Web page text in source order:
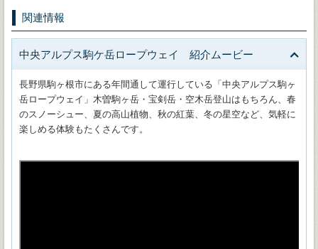
関連情報
中央アルプス駒ケ岳ロープウェイ 紹介ムービー
長野県駒ヶ根市にある年間通して運行している「中央アルプス駒ヶ
岳ロープウェイ」木曽駒ヶ岳・宝剣岳・空木岳登山はもちろん、春
のスノーシュー、夏の高山植物、秋の紅葉、冬の星空など、気軽に
楽しめる体験もたくさんです。